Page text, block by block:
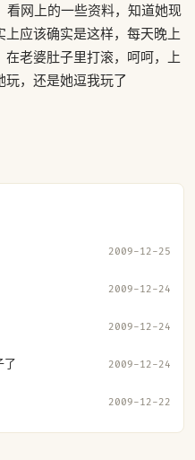
看网上的一些资料，知道她现
应该确实是这样，每天晚上
老婆肚子里打滚，呵呵，上
，还是她逗我玩了
2009-12-25
2009-12-24
2009-12-24
了 2009-12-24
2009-12-22